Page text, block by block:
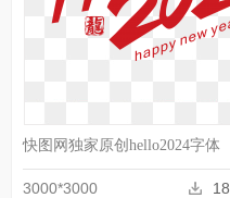
快图网独家原创hello2024字体
3000*3000 18